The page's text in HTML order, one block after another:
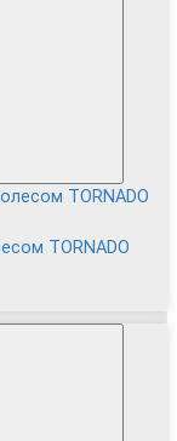
TORNADO